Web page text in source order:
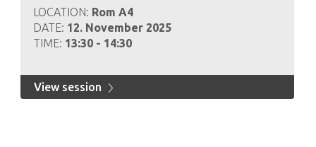
LOCATION: Rom A4
DATE: 12. November 2025
TIME: 13:30 - 14:30
View session